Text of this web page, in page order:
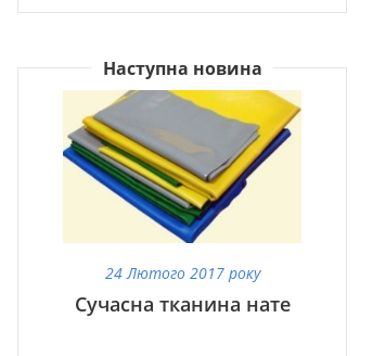
Наступна новина
24 Лютого 2017 року
Сучасна тканина нате